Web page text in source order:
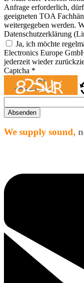
Anfrage erforderlich,
geeigneten TOA
weitergegeben werden.
Datenschutzerklärung
Ja, ich möchte
Electronics Europe
jederzeit wieder
Captcha *
Absenden
We supply sound,